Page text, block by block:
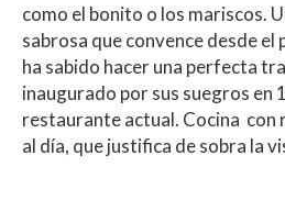
como el bonito o los mariscos.
sabrosa que convence desde el
ha sabido hacer una perfecta
inaugurado por sus suegros en
restaurante actual. Cocina con
al día, que justifica de sobra la